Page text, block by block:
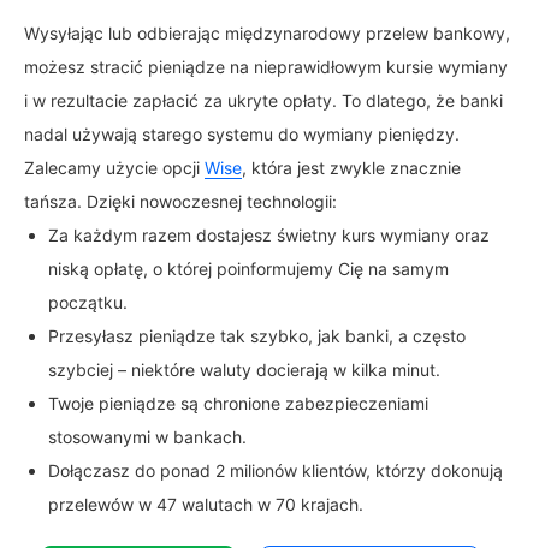
Wysyłając lub odbierając międzynarodowy przelew bankowy,
możesz stracić pieniądze na nieprawidłowym kursie wymiany
i w rezultacie zapłacić za ukryte opłaty. To dlatego, że banki
nadal używają starego systemu do wymiany pieniędzy.
Zalecamy użycie opcji Wise, która jest zwykle znacznie
tańsza. Dzięki nowoczesnej technologii:
Za każdym razem dostajesz świetny kurs wymiany oraz
niską opłatę, o której poinformujemy Cię na samym
początku.
Przesyłasz pieniądze tak szybko, jak banki, a często
szybciej – niektóre waluty docierają w kilka minut.
Twoje pieniądze są chronione zabezpieczeniami
stosowanymi w bankach.
Dołączasz do ponad 2 milionów klientów, którzy dokonują
przelewów w 47 walutach w 70 krajach.